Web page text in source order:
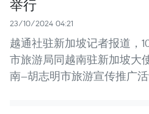
举行
23/10/2024 04:21
越通社驻新加坡记者报道，
市旅游局同越南驻新加坡大
南—胡志明市旅游宣传推广活